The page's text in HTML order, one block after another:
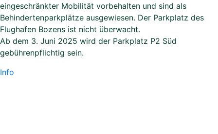
eingeschränkter Mobilität vorbehalten und sind als
Behindertenparkplätze ausgewiesen. Der Parkplatz des
Flughafen Bozens ist nicht überwacht.
Ab dem 3. Juni 2025 wird der Parkplatz P2 Süd
gebührenpflichtig sein.
Info